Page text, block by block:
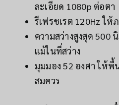
ละเอียด 1080p ต่อตา
รีเฟรชเรต 120Hz ใ
ความสว่างสูงสุด 500
แม้ในที่สว่าง
มุมมอง 52 องศา ให้พื้
สมควร